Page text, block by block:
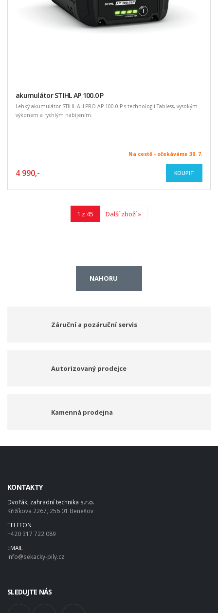
akumulátor STIHL AP 100.0 P
Lehký akumulátor STIHL ALLPRO AP 100.0 P s technologií Tabless, vysokým
výkonem a rychlým nabíjením.
Na cestě - očekáváme 30. 7.
4 990,- KOUPIT
1 z 45 Další zboží »
NAHORU
Záruční a pozáruční servis
Autorizovaný prodejce
Kamenná prodejna
KONTAKTY
Dvořák, zahradní technika s.r.o.
Křižíkova 2267, 256 01 Benešov
TELEFON
+420 317 722 089
EMAIL
info@sekacky-pily.cz
SLEDUJTE NÁS